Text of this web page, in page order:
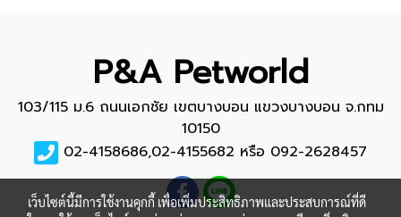
P&A Petworld
103/115 ม.6 ถนนเอกชัย เขตบางบอน แขวงบางบอน จ.กทม
10150
02-4158686,02-4155682 หรือ 092-2628457
เว็บไซต์นี้มีการใช้งานคุกกี้ เพื่อเพิ่มประสิทธิภาพและประสบการณ์ที่ดี